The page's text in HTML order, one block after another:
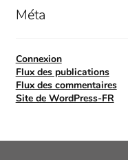
Méta
Connexion
Flux des publications
Flux des commentaires
Site de WordPress-FR